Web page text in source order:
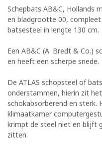
Schepbats AB&C, Hollands
en bladgrootte 00,
batsesteel in lengte 130 cm.
Een AB&C (A. Bredt & Co.)
en heeft een scherpe snede.
De ATLAS schopsteel of
onderstammen, hierin zit
schokabsorberend en sterk.
klimaatkamer
krimpt de steel niet en blijft
zitten.